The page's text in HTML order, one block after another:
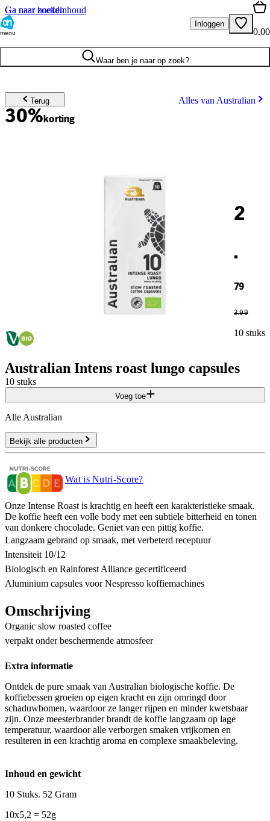
Ga naar hoofdinhoud
Ga naar zoeken
menu
Inloggen
0.00
Waar ben je naar op zoek?
Terug Alles van Australian
30%korting
2
.
79
3.99
10 stuks
Australian Intens roast lungo capsules
10 stuks
Voeg toe
Alle Australian
Bekijk alle producten
Wat is Nutri-Score?
Onze Intense Roast is krachtig en heeft een karakteristieke smaak.
De koffie heeft een volle body met een subtiele bitterheid en tonen
van donkere chocolade. Geniet van een pittig koffie.
Langzaam gebrand op smaak, met verbeterd receptuur
Intensiteit 10/12
Biologisch en Rainforest Alliance gecertificeerd
Aluminium capsules voor Nespresso koffiemachines
Omschrijving
Organic slow roasted coffee
verpakt onder beschermende atmosfeer
Extra informatie
Ontdek de pure smaak van Australian biologische koffie. De
koffiebessen groeien op eigen kracht en zijn omringd door
schaduwbomen, waardoor ze langer rijpen en minder kwetsbaar
zijn. Onze meesterbrander brandt de koffie langzaam op lage
temperatuur, waardoor alle verborgen smaken vrijkomen en
resulteren in een krachtig aroma en complexe smaakbeleving.
Inhoud en gewicht
10 Stuks. 52 Gram
10x5,2 = 52g